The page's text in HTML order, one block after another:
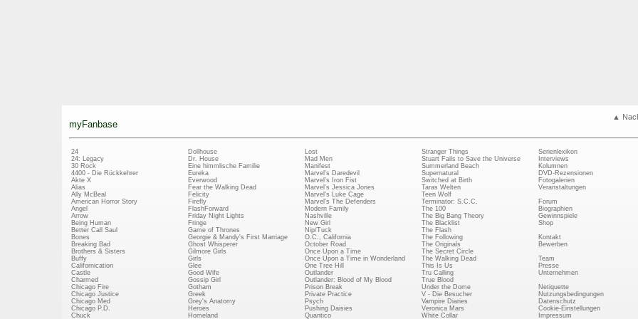
▲
myFanbase
24
24: Legacy
30 Rock
4400 - Die Rückkehrer
Akte X
Alias
Ally McBeal
American Horror Story
Angel
Arrow
Being Human
Better Call Saul
Bones
Breaking Bad
Brothers & Sisters
Buffy
Californication
Castle
Charmed
Chicago Fire
Chicago Justice
Chicago Med
Chicago P.D.
Chuck
Dollhouse
Dr. House
Eine himmlische Familie
Eureka
Everwood
Fear the Walking Dead
Felicity
Firefly
FlashForward
Friday Night Lights
Fringe
Game of Thrones
Georgie & Mandy's First Marriage
Ghost Whisperer
Gilmore Girls
Girls
Glee
Good Wife
Gossip Girl
Gotham
Greek
Grey's Anatomy
Heroes
Homeland
Lost
Mad Men
Manifest
Marvel's Daredevil
Marvel's Iron Fist
Marvel's Jessica Jones
Marvel's Luke Cage
Marvel's The Defenders
Modern Family
Nashville
New Girl
Nip/Tuck
O.C., California
October Road
Once Upon a Time
Once Upon a Time in Wonderland
One Tree Hill
Outlander
Outlander: Blood of My Blood
Prison Break
Private Practice
Psych
Pushing Daisies
Quantico
Stranger Things
Stuart Fails to Save the Universe
Summerland Beach
Supernatural
Switched at Birth
Taras Welten
Teen Wolf
Terminator: S.C.C.
The 100
The Big Bang Theory
The Blacklist
The Flash
The Following
The Originals
The Secret Circle
The Walking Dead
This Is Us
Tru Calling
True Blood
Under the Dome
V - Die Besucher
Vampire Diaries
Veronica Mars
White Collar
Serienlexikon
Interviews
Kolumnen
DVD-Rezensionen
Fotogalerien
Veranstaltungen
Forum
Biographien
Gewinnspiele
Shop
Kontakt
Bewerben
Team
Presse
Unternehmen
Netiquette
Nutzungsbedingungen
Datenschutz
Cookie-Einstellungen
Impressum